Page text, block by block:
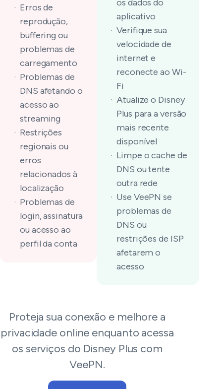
Erros de
reprodução,
buffering ou
problemas de
carregamento
Problemas de
DNS afetando o
acesso ao
streaming
Restrições
regionais ou
erros
relacionados à
localização
Problemas de
login, assinatura
ou acesso ao
perfil da conta
os dados do
aplicativo
Verifique sua
velocidade de
internet e
reconecte ao Wi-
Fi
Atualize o Disney
Plus para a versão
mais recente
disponível
Limpe o cache de
DNS ou tente
outra rede
Use VeePN se
problemas de
DNS ou
restrições de ISP
afetarem o
acesso
Proteja sua conexão e melhore a
privacidade online enquanto acessa
os serviços do Disney Plus com
VeePN.